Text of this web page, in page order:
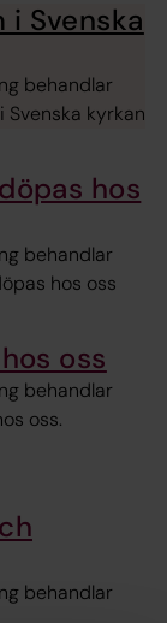
i Svenska
behandlar
kyrkan
hos
behandlar
hos oss
oss
behandlar
oss.
behandlar